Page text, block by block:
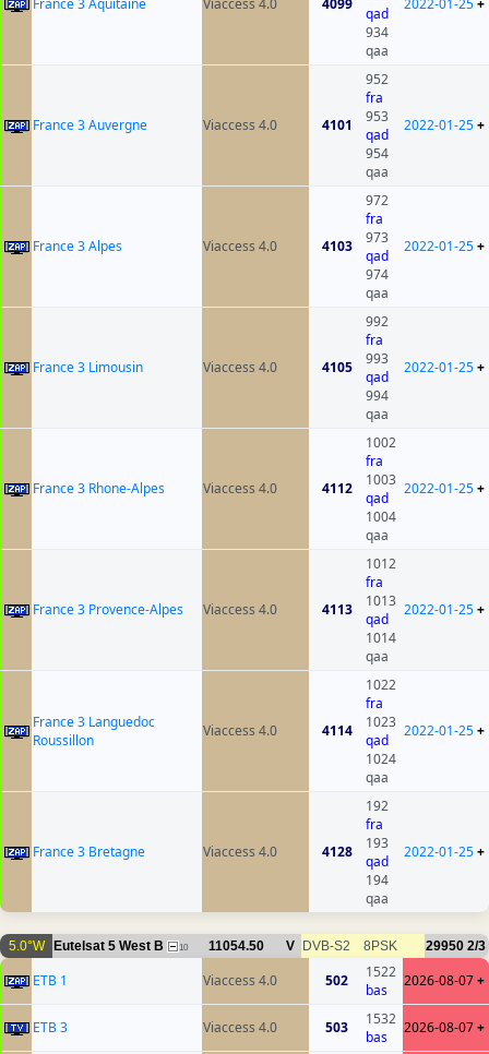
qad
934
qaa
France 3 Auvergne Viaccess 4.0 4101
952
fra
953
qad
954
qaa
2022-01-25+
France 3 Alpes Viaccess 4.0 4103
972
fra
973
qad
974
qaa
2022-01-25+
France 3 Limousin Viaccess 4.0 4105
992
fra
993
qad
994
qaa
2022-01-25+
France 3 Rhone-Alpes Viaccess 4.0 4112
1002
fra
1003
qad
1004
qaa
2022-01-25+
France 3 Provence-Alpes Viaccess 4.0 4113
1012
fra
1013
qad
1014
qaa
2022-01-25+
France 3 Languedoc
Roussillon
Viaccess 4.0 4114
1022
fra
1023
qad
1024
qaa
2022-01-25+
France 3 Bretagne Viaccess 4.0 4128
192
fra
193
qad
194
qaa
2022-01-25+
5.0°W Eutelsat 5 West B 10 11054.50 V DVB-S2 8PSK 29950 2/3
ETB 1 Viaccess 4.0 502
1522
bas
2026-08-07+
ETB 3 Viaccess 4.0 503
1532
bas
2026-08-07+